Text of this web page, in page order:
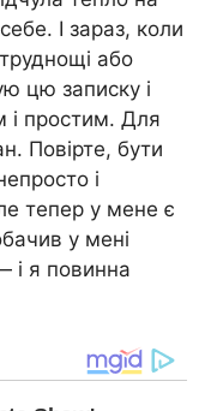
І зараз, коли
або
цю записку і
і простим. Для
Повірте, бути
і
тепер у мене є
у мені
і я повинна